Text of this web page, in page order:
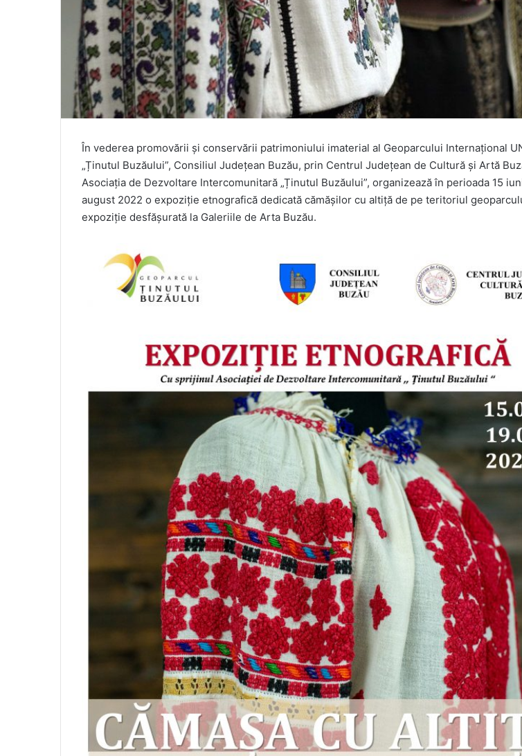
În vederea promovării și conservării patrimoniului imaterial al Geoparcului Internațional
„Ținutul Buzăului”, Consiliul Județean Buzău, prin Centrul Județean de Cultură și Artă
Asociația de Dezvoltare Intercomunitară „Ținutul Buzăului”, organizează în perioada 15
august 2022 o expoziție etnografică dedicată cămășilor cu altiță de pe teritoriul
expoziție desfășurată la Galeriile de Arta Buzău.